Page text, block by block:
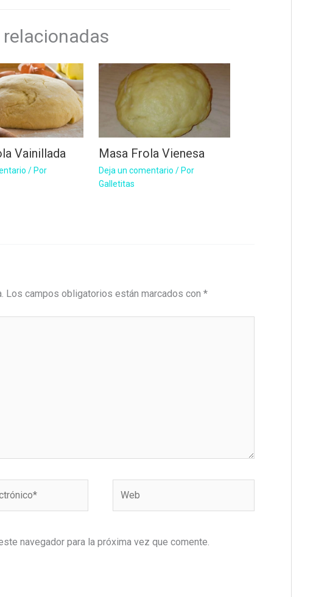
Vainillada
/ Por
Masa Frola Vienesa
Deja un comentario / Por
Galletitas
Los campos obligatorios están marcados con *
navegador para la próxima vez que comente.